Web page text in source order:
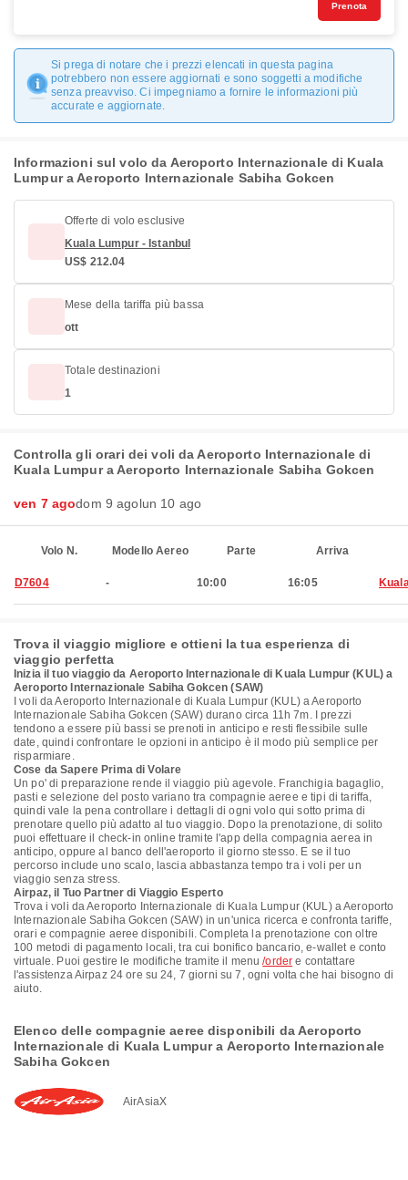
Prenota
Si prega di notare che i prezzi elencati in questa pagina
potrebbero non essere aggiornati e sono soggetti a modifiche
senza preavviso. Ci impegniamo a fornire le informazioni più
accurate e aggiornate.
Informazioni sul volo da Aeroporto Internazionale di Kuala
Lumpur a Aeroporto Internazionale Sabiha Gokcen
Offerte di volo esclusive
Kuala Lumpur - Istanbul
US$ 212.04
Mese della tariffa più bassa
ott
Totale destinazioni
1
Controlla gli orari dei voli da Aeroporto Internazionale di
Kuala Lumpur a Aeroporto Internazionale Sabiha Gokcen
ven 7 agodom 9 agolun 10 ago
Volo N. Modello Aereo Parte Arriva
D7604 - 10:00 16:05
Trova il viaggio migliore e ottieni la tua esperienza di
viaggio perfetta
Inizia il tuo viaggio da Aeroporto Internazionale di Kuala Lumpur (KUL) a
Aeroporto Internazionale Sabiha Gokcen (SAW)
I voli da Aeroporto Internazionale di Kuala Lumpur (KUL) a Aeroporto
Internazionale Sabiha Gokcen (SAW) durano circa 11h 7m. I prezzi
tendono a essere più bassi se prenoti in anticipo e resti flessibile sulle
date, quindi confrontare le opzioni in anticipo è il modo più semplice per
risparmiare.
Cose da Sapere Prima di Volare
Un po' di preparazione rende il viaggio più agevole. Franchigia bagaglio,
pasti e selezione del posto variano tra compagnie aeree e tipi di tariffa,
quindi vale la pena controllare i dettagli di ogni volo qui sotto prima di
prenotare quello più adatto al tuo viaggio. Dopo la prenotazione, di solito
puoi effettuare il check-in online tramite l'app della compagnia aerea in
anticipo, oppure al banco dell'aeroporto il giorno stesso. E se il tuo
percorso include uno scalo, lascia abbastanza tempo tra i voli per un
viaggio senza stress.
Airpaz, il Tuo Partner di Viaggio Esperto
Trova i voli da Aeroporto Internazionale di Kuala Lumpur (KUL) a Aeroporto
Internazionale Sabiha Gokcen (SAW) in un'unica ricerca e confronta tariffe,
orari e compagnie aeree disponibili. Completa la prenotazione con oltre
100 metodi di pagamento locali, tra cui bonifico bancario, e-wallet e conto
virtuale. Puoi gestire le modifiche tramite il menu/order e contattare
l'assistenza Airpaz 24 ore su 24, 7 giorni su 7, ogni volta che hai bisogno di
aiuto.
Elenco delle compagnie aeree disponibili da Aeroporto
Internazionale di Kuala Lumpur a Aeroporto Internazionale
Sabiha Gokcen
AirAsiaX